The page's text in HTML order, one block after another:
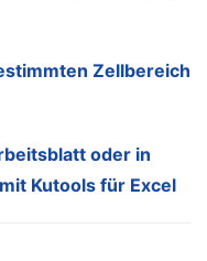
Zellbereich
oder in
Kutools für Excel